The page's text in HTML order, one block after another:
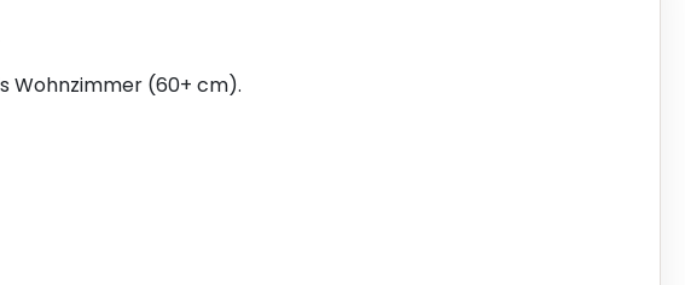
Wohnzimmer (60+ cm).